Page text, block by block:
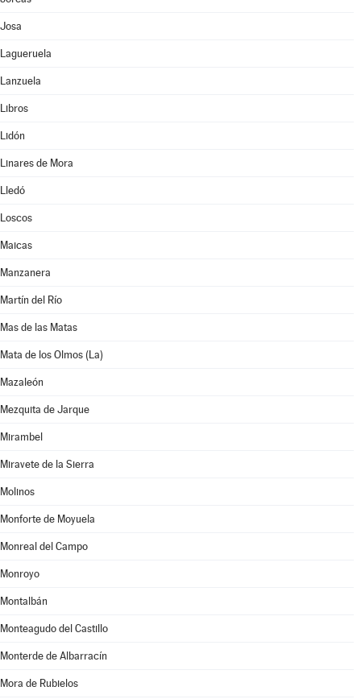
Josa
Lagueruela
Lanzuela
Libros
Lidón
Linares de Mora
Lledó
Loscos
Maicas
Manzanera
Martín del Río
Mas de las Matas
Mata de los Olmos (La)
Mazaleón
Mezquita de Jarque
Mirambel
Miravete de la Sierra
Molinos
Monforte de Moyuela
Monreal del Campo
Monroyo
Montalbán
Monteagudo del Castillo
Monterde de Albarracín
Mora de Rubielos